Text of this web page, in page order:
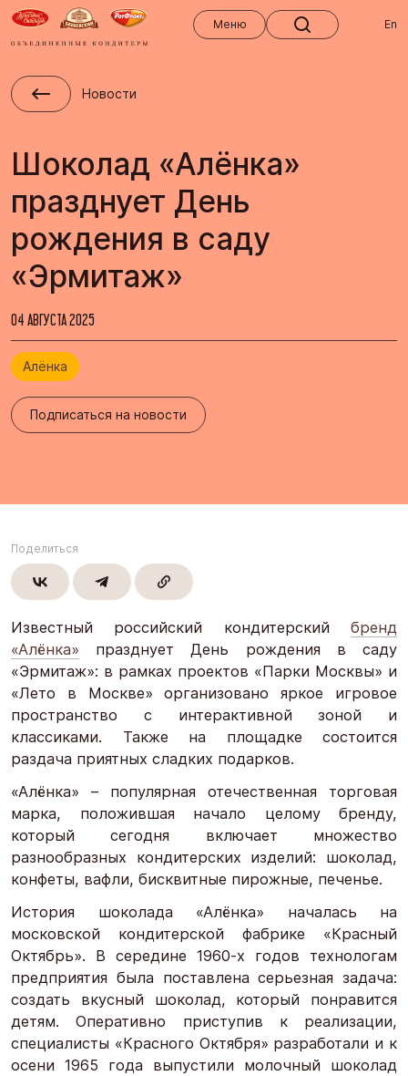
Меню
En
Новости
Шоколад «Алёнка»
празднует День
рождения в саду
«Эрмитаж»
04 АВГУСТА 2025
Алёнка
Подписаться на новости
Поделиться
Известный российский кондитерский бренд
«Алёнка» празднует День рождения в саду
«Эрмитаж»: в рамках проектов «Парки Москвы» и
«Лето в Москве» организовано яркое игровое
пространство с интерактивной зоной и
классиками. Также на площадке состоится
раздача приятных сладких подарков.
«Алёнка» – популярная отечественная торговая
марка, положившая начало целому бренду,
который сегодня включает множество
разнообразных кондитерских изделий: шоколад,
конфеты, вафли, бисквитные пирожные, печенье.
История шоколада «Алёнка» началась на
московской кондитерской фабрике «Красный
Октябрь». В середине 1960-х годов технологам
предприятия была поставлена серьезная задача:
создать вкусный шоколад, который понравится
детям. Оперативно приступив к реализации,
специалисты «Красного Октября» разработали и к
осени 1965 года выпустили молочный шоколад